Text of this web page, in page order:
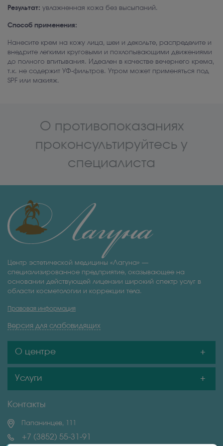
Результат: увлажненная кожа без высыпаний.
Способ применения:
Нанесите крем на кожу лица, шеи и декольте, распределите и
внедрите легкими круговыми и похлопывающими движениями
до полного впитывания. Идеален в качестве вечернего крема,
т.к. не содержит УФ-фильтров. Утром может применяться под
SPF или макияж.
О противопоказаниях
проконсультируйтесь у
специалиста
Центр эстетической медицины «Лагуна» —
специализированное предприятие, оказывающее на
основании действующей лицензии широкий спектр услуг в
области косметологии и коррекции тела.
Правовая информация
Версия для слабовидящих
О центре
Услуги
Контакты
Папанинцев, 111
+7 (3852) 55-31-91